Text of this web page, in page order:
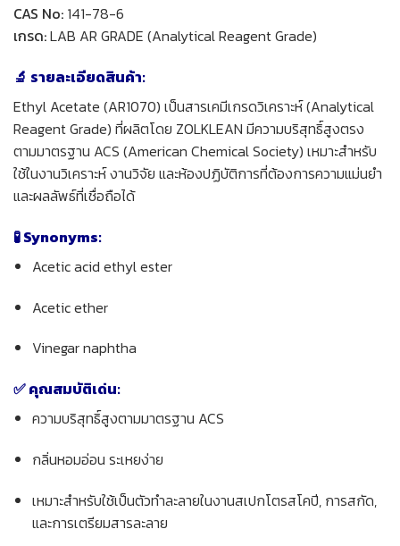
CAS No: 141-78-6
เกรด:LAB AR GRADE (Analytical Reagent Grade)
🔬 รายละเอียดสินค้า:
Ethyl Acetate (AR1070) เป็นสารเคมีเกรดวิเคราะห์ (Analytical
Reagent Grade) ที่ผลิตโดย ZOLKLEAN มีความบริสุทธิ์สูงตรง
ตามมาตรฐาน ACS (American Chemical Society) เหมาะสำหรับ
ใช้ในงานวิเคราะห์ งานวิจัย และห้องปฏิบัติการที่ต้องการความแม่นยำ
และผลลัพธ์ที่เชื่อถือได้
🧪 Synonyms:
Acetic acid ethyl ester
Acetic ether
Vinegar naphtha
✅ คุณสมบัติเด่น:
ความบริสุทธิ์สูงตามมาตรฐาน ACS
กลิ่นหอมอ่อน ระเหยง่าย
เหมาะสำหรับใช้เป็นตัวทำละลายในงานสเปกโตรสโคปี, การสกัด,
และการเตรียมสารละลาย